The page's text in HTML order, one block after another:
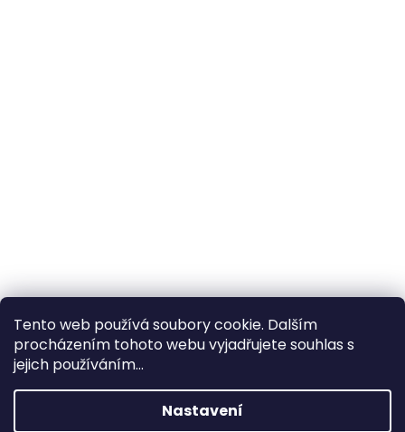
Tento web používá soubory cookie. Dalším
procházením tohoto webu vyjadřujete souhlas s
jejich používáním...
Nastavení
×
Hledáte nejvýhodnější cenu? Získáte jí
pomocíregistrace